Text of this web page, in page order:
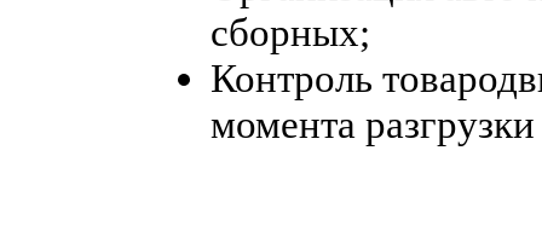
сборных;
Контроль
момента